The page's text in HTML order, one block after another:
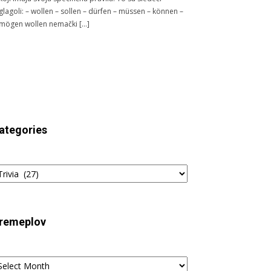
glagoli: – wollen – sollen – dürfen – müssen – können –
mögen wollen nemački […]